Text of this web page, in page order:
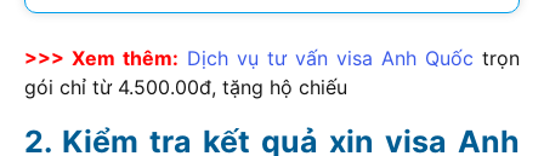
>>> Xem thêm: Dịch vụ tư vấn visa Anh Quốc trọn
gói chỉ từ 4.500.00đ, tặng hộ chiếu
Kiểm tra kết quả xin visa Anh